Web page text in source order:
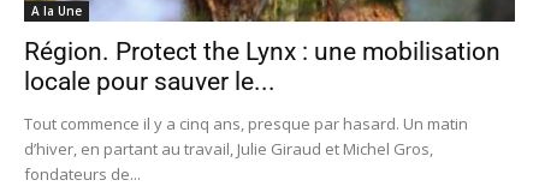
A la Une
Région. Protect the Lynx : une mobilisation
locale pour sauver le...
Tout commence il y a cinq ans, presque par hasard. Un matin
d’hiver, en partant au travail, Julie Giraud et Michel Gros,
fondateurs de...